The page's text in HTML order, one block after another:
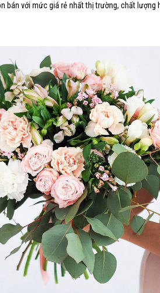
bán với mức giá rẻ nhất thị trường, chất lượng